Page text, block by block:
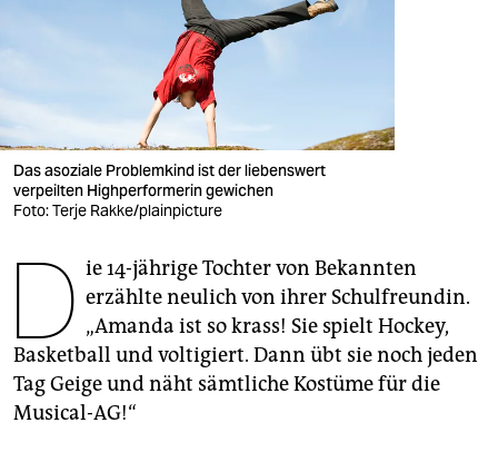
fragen & hilfe
unterstützen
abo
epaper login
Das asoziale Problemkind ist der liebenswert
verpeilten Highperformerin gewichen
Foto: Terje Rakke/plainpicture
D ie 14-jährige Tochter von Bekannten
erzählte neulich von ihrer Schulfreundin.
„Amanda ist so krass! Sie spielt Hockey,
Basketball und voltigiert. Dann übt sie noch jeden
Tag Geige und näht sämtliche Kostüme für die
Musical-AG!“